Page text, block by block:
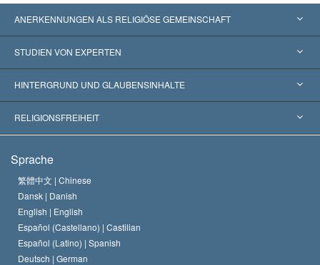
ANERKENNUNGEN ALS RELIGIÖSE GEMEINSCHAFT
Vereinigte Staaten von Amerika
Weltweite Anerkennungen
Wegweisende Entscheidungen
STUDIEN VON EXPERTEN
Gutachten nach Kategorie
Die weltweit führenden Experten
HINTERGRUND UND GLAUBENSINHALTE
L. Ron Hubbard
Das Glaubensbekenntnis der Scientology Kirche
Der Kodex eines Scientologen
David Miscavige
RELIGIONSFREIHEIT
Internationale Menschenrechtsnormen
Eine öffentliche Erklärung über Religion
Sprache
繁體中文 | Chinese
Dansk | Danish
English | English
Español (Castellano) | Castilian
Español (Latino) | Spanish
Deutsch | German